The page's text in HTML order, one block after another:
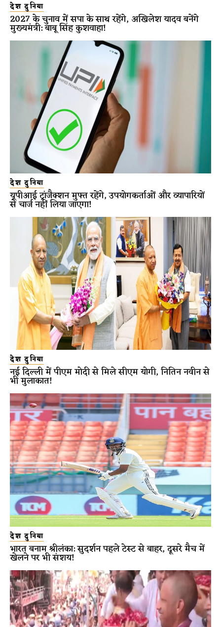
देश दुनिया
2027 के चुनाव में सपा के साथ रहेंगे, अखिलेश यादव बनेंगे
मुख्यमंत्री: बाबू सिंह कुशवाहा!
देश दुनिया
यूपीआई ट्रांजैक्शन मुफ्त रहेंगे, उपयोगकर्ताओं और व्यापारियों
से चार्ज नहीं लिया जाएगा!
देश दुनिया
नई दिल्ली में पीएम मोदी से मिले सीएम योगी, नितिन नवीन से
भी मुलाकात!
देश दुनिया
भारत बनाम श्रीलंका: सुदर्शन पहले टेस्ट से बाहर, दूसरे मैच में
खेलने पर भी संशय!